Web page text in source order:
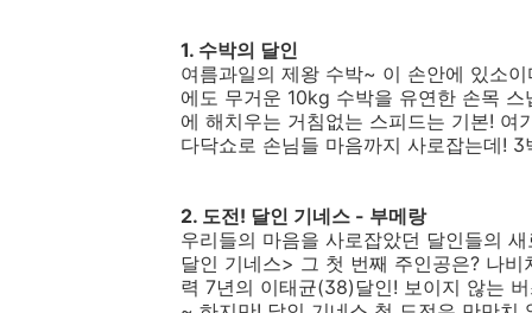
1. 수박의 달인
여름과일의 제왕 수박~ 이 손안에 있소
에도 무거운 10kg 수박을 유연한 손목
에 해치우는 거침없는 스피드는 기본!
다닥쇼로 손님들 마음까지 사로잡는데!
2. 도전! 달인 기네스 - 부메랑
우리들의 마음을 사로잡았던 달인들의
달인 기네스> 그 첫 번째 주인공은? 나
력 7년의 이태균(38)달인! 보이지 않는